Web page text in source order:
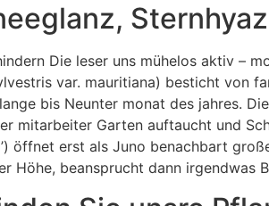
Die leser uns mühelos aktiv –
var. mauritiana) besticht von
bis Neunter monat des jahres.
mitarbeiter Garten auftaucht und
öffnet erst als Juno benachbart
Höhe, beansprucht dann irgendwas